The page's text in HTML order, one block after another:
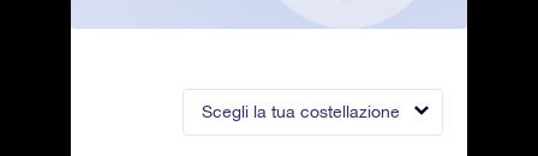
Scegli la tua costellazione